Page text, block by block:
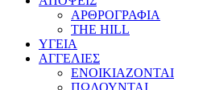
ΑΡΘΡΟΓΡΑΦΙΑ
THE HILL
ΥΓΕΙΑ
ΑΓΓΕΛΙΕΣ
ΕΝΟΙΚΙΑΖΟΝΤΑΙ
ΠΩΛΟΥΝΤΑΙ